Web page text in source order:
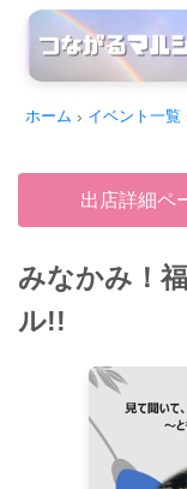
ホーム イベント一覧
出店詳細ペ
みなかみ！
ル!!